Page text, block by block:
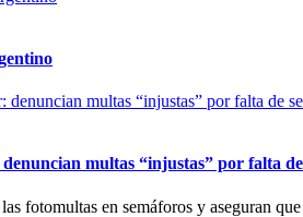
multas “injustas” por falta
fotomultas en semáforos y aseguran